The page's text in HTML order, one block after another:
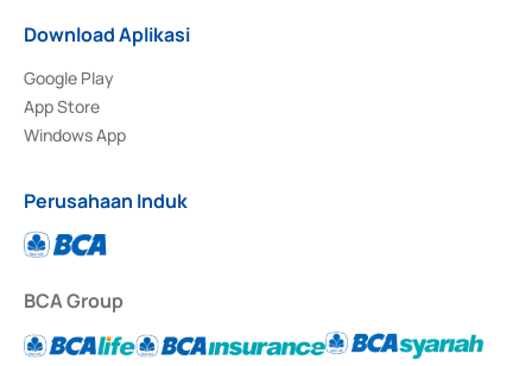
Download Aplikasi
Google Play
App Store
Windows App
Perusahaan Induk
BCA Group